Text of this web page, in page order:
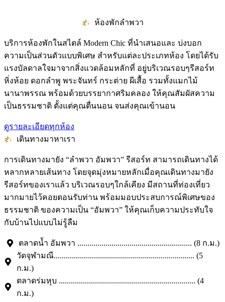
ห้องพักลำพวา
บริการห้องพักในสไตล์ Modern Chic ที่นำเสนอและ บ่งบอก
ความเป็นส่วนตัวแบบพิเศษ สำหรับแต่ละประเภทห้อง โดยได้รับ
แรงบัลดาลใจมาจากสิ่งแวดล้อมหลักที่ อยู่บริเวณรอบๆรีสอร์ท
หิ่งห้อย ดอกลำพู พระจันทร์ กระต่าย ผีเสื้อ รวมทั้งแมกไม้
นานาพรรณ พร้อมด้วยบรรยากาศริมคลอง ให้คุณสัมผัสความ
เป็นธรรมชาติ ตั้งแต่คุณตื่นนอน จนส่งคุณเข้านอน
ดูรายละเอียดทุกห้อง
เดินทางมาหาเรา
การเดินทางมายัง “ลำพวา อัมพวา” รีสอร์ท สามารถเดินทางได้
หลากหลายเส้นทาง โดยจุดมุ่งหมายหลักเมื่อคุณเดินทางมายัง
รีสอร์ทของเราแล้ว บริเวณรอบๆใกล้เคียง มีสถานที่ท่องเที่ยว
มากมายไว้คอยตอนรับท่าน พร้อมมอบประสบการณ์พิเศษของ
ธรรมชาติ ของความเป็น “อัมพวา” ให้คุณเก็บความประทับใจ
กับบ้านไปแบบไม่รู้ลืม
ตลาดน้ำ อัมพวา ......................................................... (8 ก.ม.)
วัดจุฬามณี...................................................................... (5
ก.ม.)
ตลาดร่มหุบ .................................................................... (4
ก.ม.)